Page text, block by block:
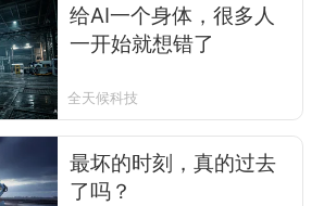
给AI一个身体，很多人
一开始就想错了
全天候科技
最坏的时刻，真的过去
了吗？